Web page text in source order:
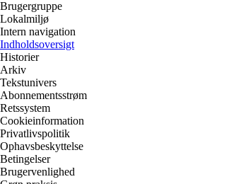
Brugergruppe
Lokalmiljø
Intern navigation
Indholdsoversigt
Historier
Arkiv
Tekstunivers
Abonnementsstrøm
Retssystem
Cookieinformation
Privatlivspolitik
Ophavsbeskyttelse
Betingelser
Brugervenlighed